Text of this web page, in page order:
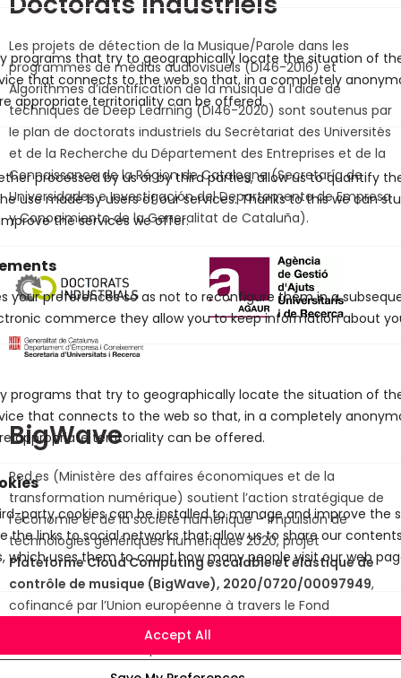
programs that try to geographically locate the situation of
that connects to the web so that, in a completely
appropriate territoriality can be offered.
processed by us or by third parties, allow us to quantify
use made by users of our services. Thanks to this we can
the services we offer.
your preferences so as not to reconfigure them in a
commerce they allow you to keep information about
programs that try to geographically locate the situation of
that connects to the web so that, in a completely
appropriate territoriality can be offered.
party cookies can be installed to manage and improve the
the links to social networks that allow us to share our
which uses them to count how many people visit our web
Les projets de détection de la Musique/Parole dans les
programmes de médias audiovisuels (DI46-2016) et
Algorithmes d’identification de la musique à l’aide de
techniques de Deep Learning (DI46-2020) sont soutenus par
le plan de doctorats industriels du Secrétariat des Universités
et de la Recherche du Département des Entreprises et de la
Connaissance de la Région de Catalogne (Secretaría de
Universidades e Investigación del Departamento de Empresa
y Conocimiento de la Generalitat de Cataluña).
BigWave
Red.es (Ministère des affaires économiques et de la
transformation numérique) soutient l’action stratégique de
l’économie et de la société numérique – impulsion de
technologies génériques numériques 2020, projet
Plateforme Cloud Computing escalable et élastique de
contrôle de musique (BigWave), 2020/0720/00097949,
cofinancé par l’Union européenne à travers le Fond
européen de développement régional (FEDER) – Une